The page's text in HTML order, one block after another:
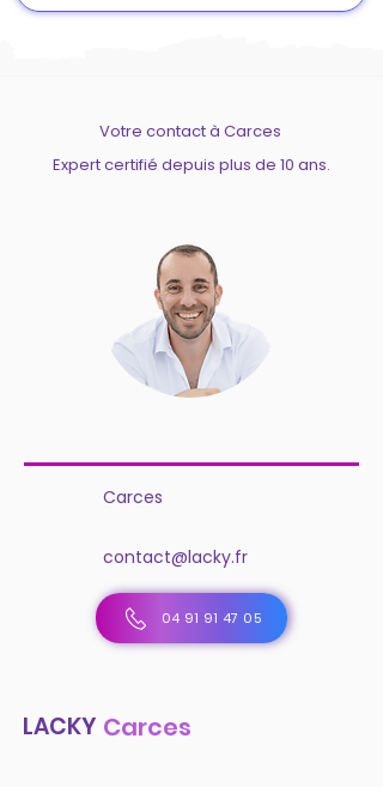
Votre contact à Carces
Expert certifié depuis plus de 10 ans.
Carces
contact@lacky.fr
04 91 91 47 05
LACKY Carces